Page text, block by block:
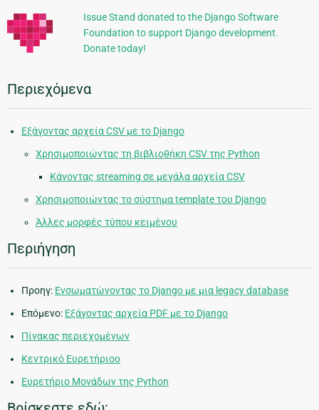
Issue Stand donated to the Django Software
Foundation to support Django development.
Donate today!
Περιεχόμενα
Εξάγοντας αρχεία CSV με το Django
Χρησιμοποιώντας τη βιβλιοθήκη CSV της Python
Κάνοντας streaming σε μεγάλα αρχεία CSV
Χρησιμοποιώντας το σύστημα template του Django
Άλλες μορφές τύπου κειμένου
Περιήγηση
Προηγ: Ενσωματώνοντας το Django με μια legacy database
Επόμενο: Εξάγοντας αρχεία PDF με το Django
Πίνακας περιεχομένων
Κεντρικό Ευρετήριοο
Ευρετήριο Μονάδων της Python